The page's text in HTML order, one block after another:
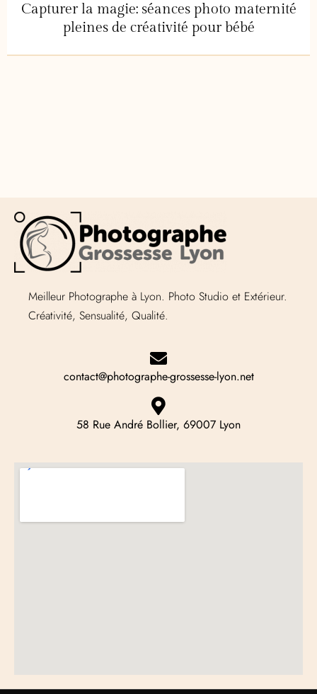
Capturer la magie: séances photo maternité
pleines de créativité pour bébé
Meilleur Photographe à Lyon. Photo Studio et Extérieur.
Créativité, Sensualité, Qualité.
contact@photographe-grossesse-lyon.net
58 Rue André Bollier, 69007 Lyon